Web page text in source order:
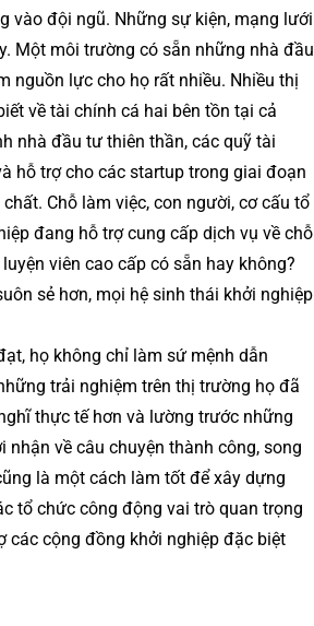
vào đội ngũ. Những sự kiện, mạng lưới
Một môi trường có sẵn những nhà đầu
nguồn lực cho họ rất nhiều. Nhiều thị
về tài chính cá hai bên tồn tại cả
nhà đầu tư thiên thần, các quỹ tài
hỗ trợ cho các startup trong giai đoạn
Chỗ làm việc, con người, cơ cấu tổ
đang hỗ trợ cung cấp dịch vụ về chỗ
viên cao cấp có sẵn hay không?
sẻ hơn, mọi hệ sinh thái khởi nghiệp
họ không chỉ làm sứ mệnh dẫn
trải nghiệm trên thị trường họ đã
thực tế hơn và lường trước những
về câu chuyện thành công, song
là một cách làm tốt để xây dựng
tổ chức công động vai trò quan trọng
các cộng đồng khởi nghiệp đặc biệt